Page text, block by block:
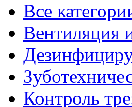
Все
Вентиляция
Контроль